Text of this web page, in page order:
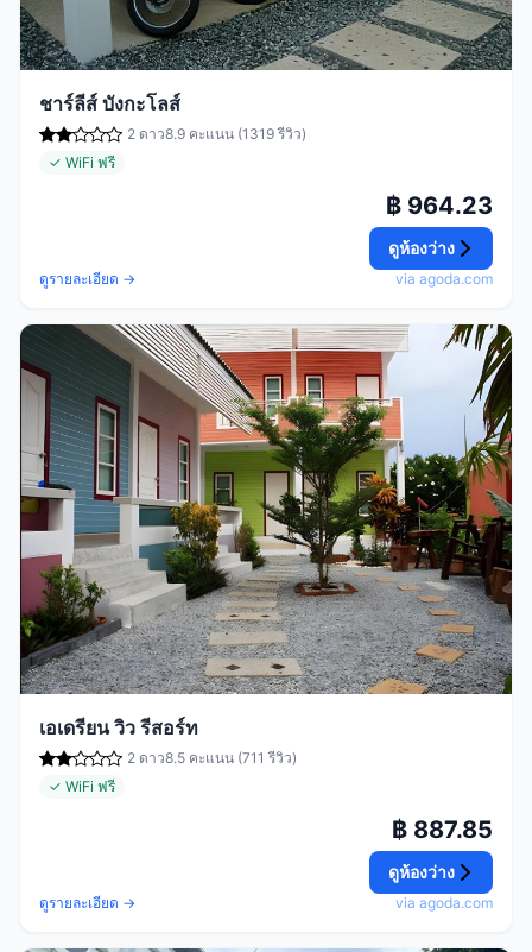
ชาร์ลีส์ บังกะโลส์
2 ดาว8.9 คะแนน (1319 รีวิว)
✓ WiFi ฟรี
ดูรายละเอียด →
฿ 964.23
ดูห้องว่าง
via agoda.com
เอเดรียน วิว รีสอร์ท
2 ดาว8.5 คะแนน (711 รีวิว)
✓ WiFi ฟรี
ดูรายละเอียด →
฿ 887.85
ดูห้องว่าง
via agoda.com